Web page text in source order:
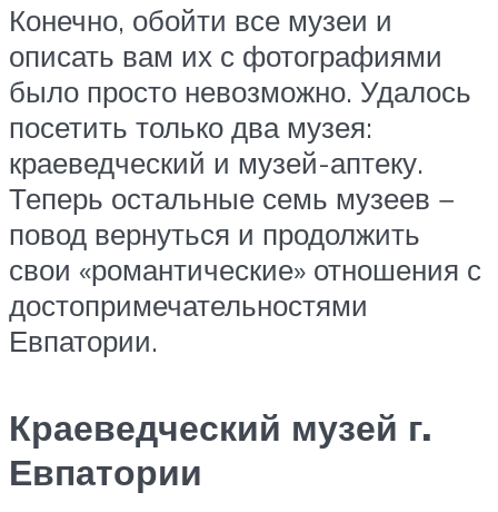
Конечно, обойти все музеи и
описать вам их с фотографиями
было просто невозможно. Удалось
посетить только два музея:
краеведческий и музей-аптеку.
Теперь остальные семь музеев −
повод вернуться и продолжить
свои «романтические» отношения с
достопримечательностями
Евпатории.
Краеведческий музей г.
Евпатории